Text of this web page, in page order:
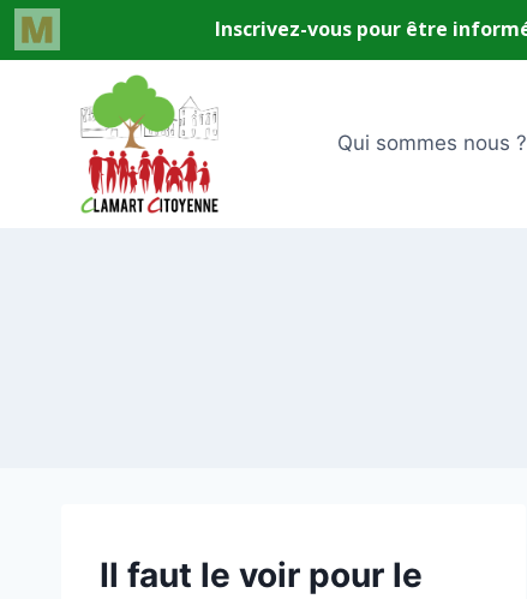
Qui sommes nous ?
NON
CLASSÉ
Il faut le voir pour le